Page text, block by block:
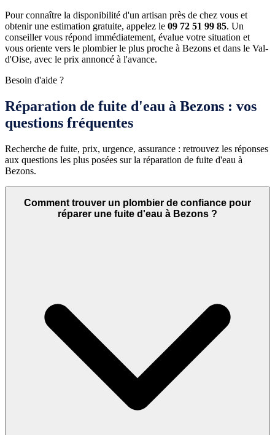
Pour connaître la disponibilité d'un artisan près de chez vous et
obtenir une estimation gratuite, appelez le 09 72 51 99 85. Un
conseiller vous répond immédiatement, évalue votre situation et
vous oriente vers le plombier le plus proche à Bezons et dans le Val-
d'Oise, avec le prix annoncé à l'avance.
Besoin d'aide ?
Réparation de fuite d'eau à Bezons : vos
questions fréquentes
Recherche de fuite, prix, urgence, assurance : retrouvez les réponses
aux questions les plus posées sur la réparation de fuite d'eau à
Bezons.
Comment trouver un plombier de confiance pour
réparer une fuite d'eau à Bezons ?